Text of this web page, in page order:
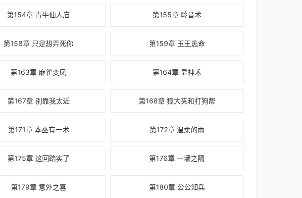
第154章 青牛仙人庙 第155章 聆音术
第158章 只是想弄死你 第159章 玉王逃命
第163章 麻雀变凤 第164章 显神术
第167章 别靠我太近 第168章 獐大夹和打狗帮
第171章 本巫有一术 第172章 温柔的雨
第175章 这回踏实了 第176章 一墙之隔
第179章 意外之喜 第180章 公公知兵